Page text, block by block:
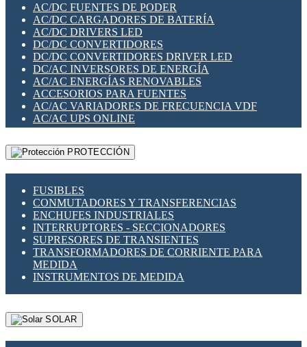
SWITCH Y MICROSWITCH
TARJETAS PI
UNIÓN Y DERIVACIÓN DE CABLE
PLACAS MODULARES IOT
SWITCHES Y REDES WIFI
SOLUCIONES IOT
SOLUCIONES LORAWAN
SOLUCIONES RED CELULAR
SEGURIDAD PARA REDES
SWITCHES LAN
TELEFONÍA IP (VOIP)
VIGILANCIA IP (CCTV)
MESHTASTIC
AC/DC FUENTES DE PODER
AC/DC CARGADORES DE BATERÍA
AC/DC DRIVERS LED
DC/DC CONVERTIDORES
DC/DC CONVERTIDORES DRIVER LED
DC/AC INVERSORES DE ENERGÍA
AC/AC ENERGÍAS RENOVABLES
ACCESORIOS PARA FUENTES
AC/AC VARIADORES DE FRECUENCIA VDF
AC/AC UPS ONLINE
PROTECCIÓN
FUSIBLES
CONMUTADORES Y TRANSFERENCIAS
ENCHUFES INDUSTRIALES
INTERRUPTORES - SECCIONADORES
SUPRESORES DE TRANSIENTES
TRANSFORMADORES DE CORRIENTE PARA
MEDIDA
INSTRUMENTOS DE MEDIDA
SOLAR